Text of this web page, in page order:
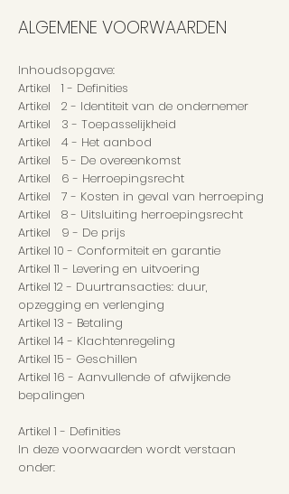
ALGEMENE VOORWAARDEN
Inhoudsopgave:
Artikel 1 - Definities
Artikel 2 - Identiteit van de ondernemer
Artikel 3 - Toepasselijkheid
Artikel 4 - Het aanbod
Artikel 5 - De overeenkomst
Artikel 6 - Herroepingsrecht
Artikel 7 - Kosten in geval van herroeping
Artikel 8 - Uitsluiting herroepingsrecht
Artikel 9 - De prijs
Artikel 10 - Conformiteit en garantie
Artikel 11 - Levering en uitvoering
Artikel 12 - Duurtransacties: duur,
opzegging en verlenging
Artikel 13 - Betaling
Artikel 14 - Klachtenregeling
Artikel 15 - Geschillen
Artikel 16 - Aanvullende of afwijkende
bepalingen
Artikel 1 - Definities
In deze voorwaarden wordt verstaan
onder: